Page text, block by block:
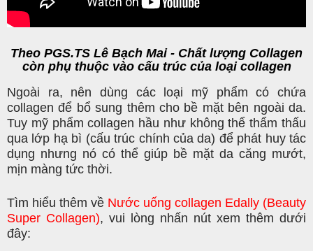
Theo PGS.TS Lê Bạch Mai - Chất lượng Collagen
còn phụ thuộc vào cấu trúc của loại collagen
Ngoài ra, nên dùng các loại mỹ phẩm có chứa
collagen để bổ sung thêm cho bề mặt bên ngoài da.
Tuy mỹ phẩm collagen hầu như không thể thẩm thấu
qua lớp hạ bì (cấu trúc chính của da) để phát huy tác
dụng nhưng nó có thể giúp bề mặt da căng mướt,
mịn màng tức thời.
Tìm hiểu thêm về Nước uống collagen Edally (Beauty
Super Collagen), vui lòng nhấn nút xem thêm dưới
đây: